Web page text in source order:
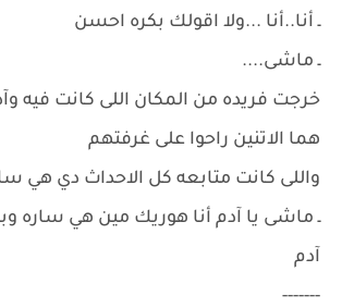
ـ أنا..أنا ...ولا اقولك بكره احسن
ـ ماشى....
خرجت فريده من المكان اللى كانت فيه
هما الاتنين راحوا على غرفتهم
واللى كانت متابعه كل الاحداث دي هي
ـ ماشى يا آدم أنا هوريك مين هي ساره
آدم
-------